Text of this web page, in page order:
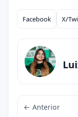
Compartilhar
Facebook X/
← Anterior